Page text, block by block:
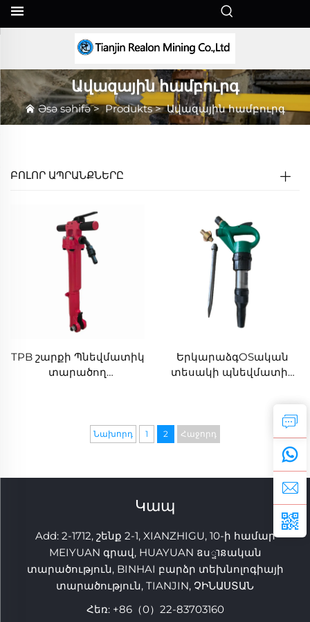
Ավազային համբուրգ
Əsə səhifə>Produkts>Ավազային համբուրգ
ԲՈԼՈՐ ԱՊՐԱՆՔՆԵՐԸ
TPB շարքի Պնեվմատիկ
տարածող
ԵրկարաձգOSական
տեսակի պնեվմատիկ
Նախորդ 1 2 Հաջորդ
Կապ
Add: 2-1712, շենք 2-1, XIANZHIGU, 10-ի համար
MEIYUAN գրավ, HUAYUAN ឧս្ទានական
տարածություն, BINHAI բարձր տեխնոլոգիայի
տարածություն, TIANJIN, ՉԻՆԱՍՏԱՆ
Հեռ: +86（0）22-83703160